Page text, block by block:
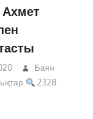
Баян
2328